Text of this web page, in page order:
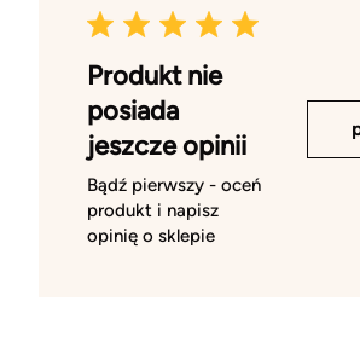
Produkt nie
posiada
jeszcze opinii
Bądź pierwszy - oceń
produkt i napisz
opinię o sklepie